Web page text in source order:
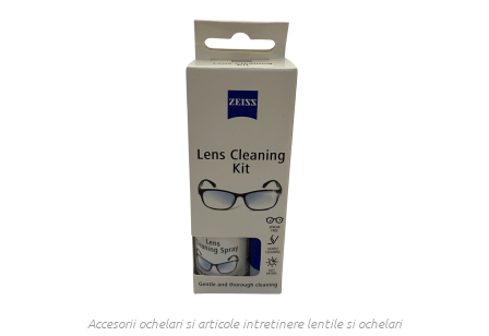
Accesorii ochelari si articole intretinere lentile si ochelari